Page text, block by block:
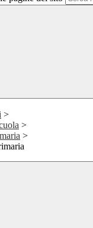
>
>
>